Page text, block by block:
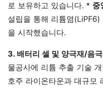
로 보유하고 있습니다. * 중
설립을 통해 리튬염
을 시작했습니다.
3. 배터리 셀 및 양극재/음
물공사에 리튬 추출 기술
호주 라이온타운과 대규모